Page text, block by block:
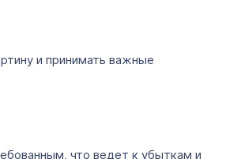
и принимать важные
что ведет к убыткам и